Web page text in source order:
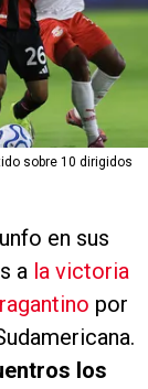
sobre 10 dirigidos
en sus
a la victoria
por
los